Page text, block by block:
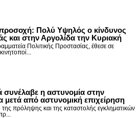
Πολύ Υψηλός ο κίνδυνος
και στην Αργολίδα την Κυριακή
Πολιτικής Προστασίας, έθεσε σε
συνέλαβε η αστυνομία στην
μετά από αστυνομική επιχείρηση
της πρόληψης και της καταστολής εγκληματικών